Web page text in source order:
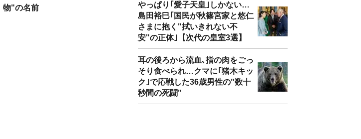
物"の名前
やっぱり｢愛子天皇｣しかない…
島田裕巳｢国民が秋篠宮家と悠仁
さまに抱く"拭いきれない不
安"の正体｣【次代の皇室3選】
耳の後ろから流血､指の肉をごっ
そり食べられ…クマに｢猪木キッ
ク｣で応戦した36歳男性の"数十
秒間の死闘"